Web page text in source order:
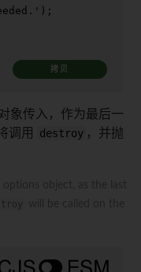
);
拷贝
象传入，作为最后一
调用
destroy ，并抛